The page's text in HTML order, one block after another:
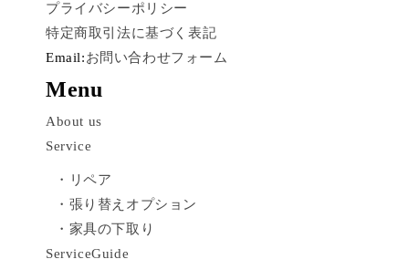
プライバシーポリシー
特定商取引法に基づく表記
Email:お問い合わせフォーム
Menu
About us
Service
・リペア
・張り替えオプション
・家具の下取り
ServiceGuide